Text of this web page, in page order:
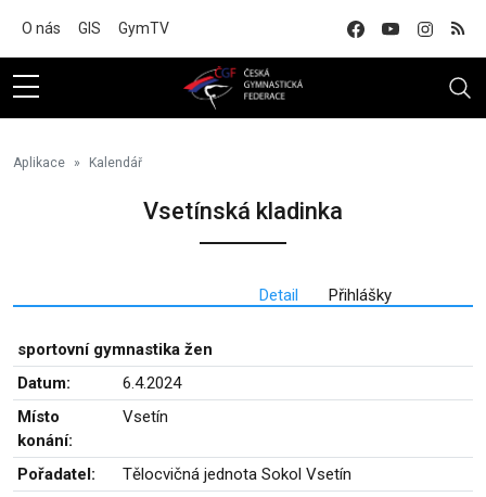
O nás GIS GymTV
Aplikace Kalendář
Vsetínská kladinka
Detail Přihlášky
sportovní gymnastika žen
Datum:
6.4.2024
Místo
konání:
Vsetín
Pořadatel:
Tělocvičná jednota Sokol Vsetín